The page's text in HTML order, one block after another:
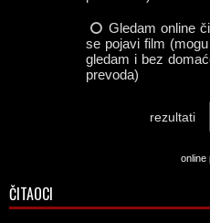
online
ČITAOCI